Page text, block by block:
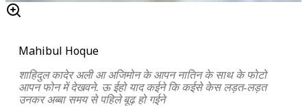
Mahibul Hoque
शाहिदुल कादेर अली आ अजिमोन के आपन नातिन के साथ के फोटो
आपन फोन में देखवने. ऊ ईहो याद कईने कि कईसे केस लड़त-लड़त
उनकर अब्बा समय से पहिले बूढ़ हो गईने